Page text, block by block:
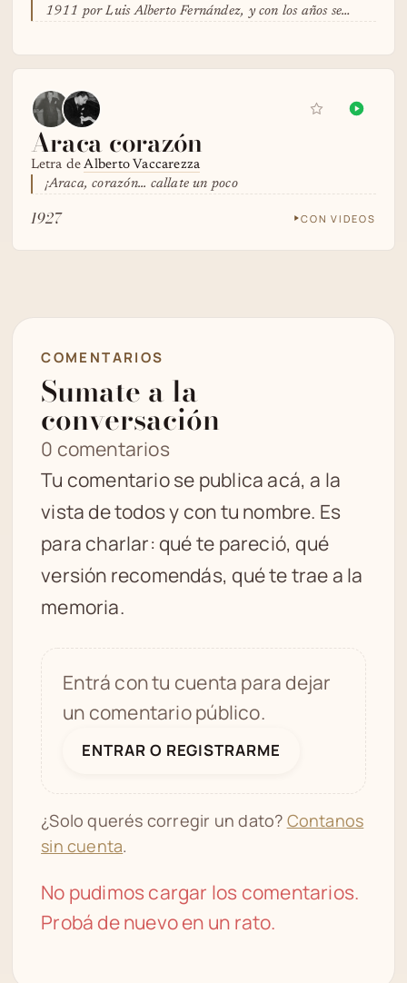
1911 por Luis Alberto Fernández, y con los años se…
Araca corazón
Letra deAlberto Vaccarezza
¡Araca, corazón... callate un poco
1927 CON VIDEOS
COMENTARIOS
Sumate a la
conversación
0 comentarios
Tu comentario se publica acá, a la
vista de todos y con tu nombre. Es
para charlar: qué te pareció, qué
versión recomendás, qué te trae a la
memoria.
Entrá con tu cuenta para dejar
un comentario público.
ENTRAR O REGISTRARME
¿Solo querés corregir un dato? Contanos
sin cuenta.
No pudimos cargar los comentarios.
Probá de nuevo en un rato.